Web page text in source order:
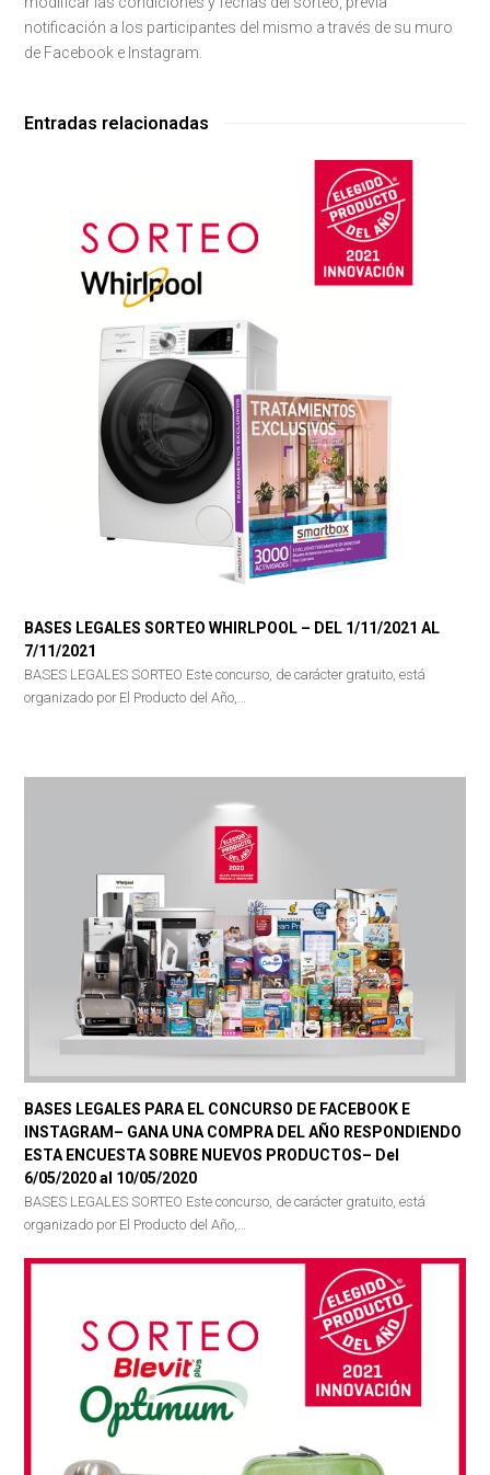
notificación a los participantes del mismo a través de su muro
de Facebook e Instagram.
Entradas relacionadas
BASES LEGALES SORTEO WHIRLPOOL – DEL 1/11/2021 AL
7/11/2021
BASES LEGALES SORTEO Este concurso, de carácter gratuito, está
organizado por El Producto del Año,…
BASES LEGALES PARA EL CONCURSO DE FACEBOOK E
INSTAGRAM– GANA UNA COMPRA DEL AÑO RESPONDIENDO
ESTA ENCUESTA SOBRE NUEVOS PRODUCTOS– Del
6/05/2020 al 10/05/2020
BASES LEGALES SORTEO Este concurso, de carácter gratuito, está
organizado por El Producto del Año,…